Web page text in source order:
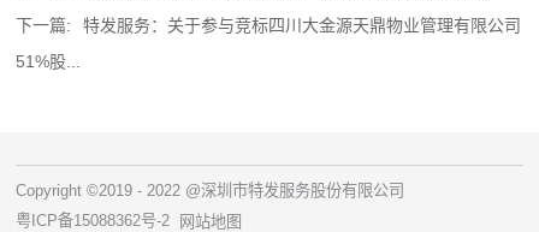
下一篇:
特发服务：关于参与竞标四川大金源天鼎物业管理有限公司
51%股...
Copyright ©2019 - 2022 @深圳市特发服务股份有限公司
粤ICP备15088362号-2
网站地图